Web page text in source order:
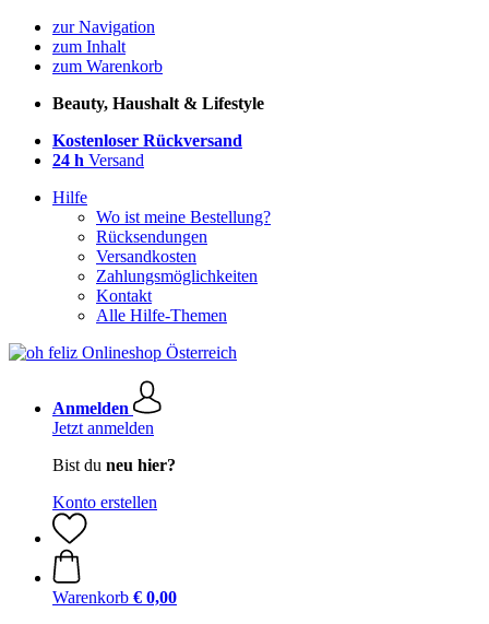
zur Navigation
zum Inhalt
zum Warenkorb
Beauty, Haushalt & Lifestyle
Kostenloser Rückversand
24 h Versand
Hilfe
Wo ist meine Bestellung?
Rücksendungen
Versandkosten
Zahlungsmöglichkeiten
Kontakt
Alle Hilfe-Themen
Anmelden
Jetzt anmelden
Bist du neu hier?
Konto erstellen
Warenkorb € 0,00